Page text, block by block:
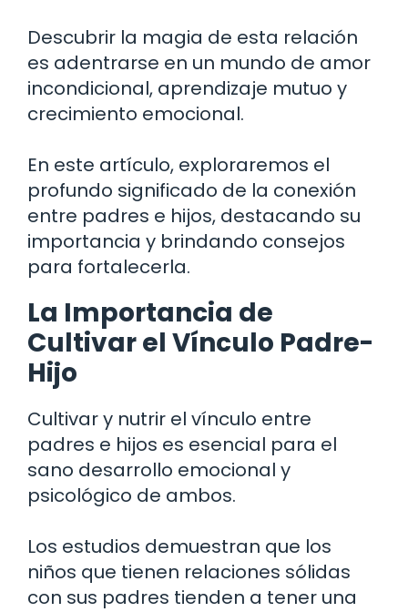
Descubrir la magia de esta relación
es adentrarse en un mundo de amor
incondicional, aprendizaje mutuo y
crecimiento emocional.
En este artículo, exploraremos el
profundo significado de la conexión
entre padres e hijos, destacando su
importancia y brindando consejos
para fortalecerla.
La Importancia de
Cultivar el Vínculo Padre-
Hijo
Cultivar y nutrir el vínculo entre
padres e hijos es esencial para el
sano desarrollo emocional y
psicológico de ambos.
Los estudios demuestran que los
niños que tienen relaciones sólidas
con sus padres tienden a tener una